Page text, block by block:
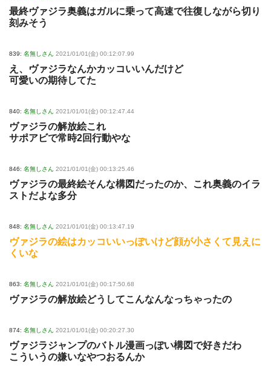
最終ヴァジラ奥義はガルに乗って高速で往復しながら切り
刻みそう
839: 名無しさん 2021/01/01(金) 00:12:07.99
え、ヴァジラなんかカッコいいんだけど
可愛いの期待してた
840: 名無しさん 2021/01/01(金) 00:12:47.44
ヴァジラの解放絵これ
サポアビで常時2回行動やな
846: 名無しさん 2021/01/01(金) 00:13:25.46
ヴァジラの最終絵そんな構図だったのか、これ奥義のイラ
ストだよな多分
848: 名無しさん 2021/01/01(金) 00:13:47.19
ヴァジラの絵はカッコいいっぽいけど顔が小さくて見えに
くいな
863: 名無しさん 2021/01/01(金) 00:17:50.68
ヴァジラの解放絵どうしてこんなんなっちゃったの
874: 名無しさん 2021/01/01(金) 00:20:27.30
ヴァジラジャンプのバトル漫画っぽい構図で好きだわ
こういうの嫌いなやつおるんか